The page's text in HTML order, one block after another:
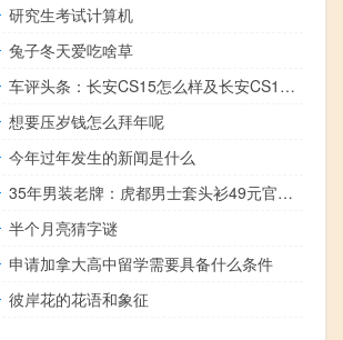
研究生考试计算机
兔子冬天爱吃啥草
车评头条：长安CS15怎么样及长安CS15性价比高吗
想要压岁钱怎么拜年呢
今年过年发生的新闻是什么
35年男装老牌：虎都男士套头衫49元官方大促
半个月亮猜字谜
申请加拿大高中留学需要具备什么条件
彼岸花的花语和象征